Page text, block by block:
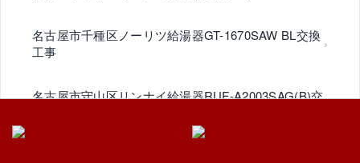
名古屋市千種区ノーリツ給湯器GT-1670SAW BL交換
工事
名古屋市守山区リンナイ給湯器RUF-A2003SAG(B)交